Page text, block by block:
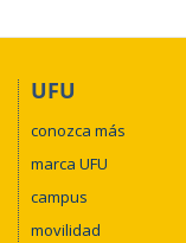
UFU
conozca más
marca UFU
campus
movilidad